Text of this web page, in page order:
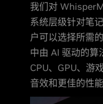
我们对
系统层级针对笔
户可以选择所需
中由 AI 驱动的算
CPU、GPU、游
音效和更佳的性能